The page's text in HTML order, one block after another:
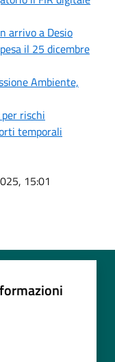
arrivo a Desio
il 25 dicembre
Ambiente,
rischi
temporali
15:01